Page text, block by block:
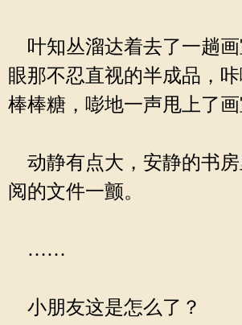
叶知丛溜达着去了一趟
眼那不忍直视的半成品，
棒棒糖，嘭地一声甩上了画
动静有点大，安静的书
阅的文件一颤。
……
小朋友这是怎么了？